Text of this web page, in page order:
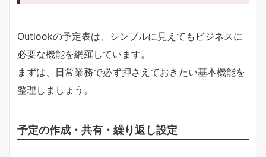
Outlookの予定表は、シンプルに見えてもビジネスに
必要な機能を網羅しています。
まずは、日常業務で必ず押さえておきたい基本機能を
整理しましょう。
予定の作成・共有・繰り返し設定